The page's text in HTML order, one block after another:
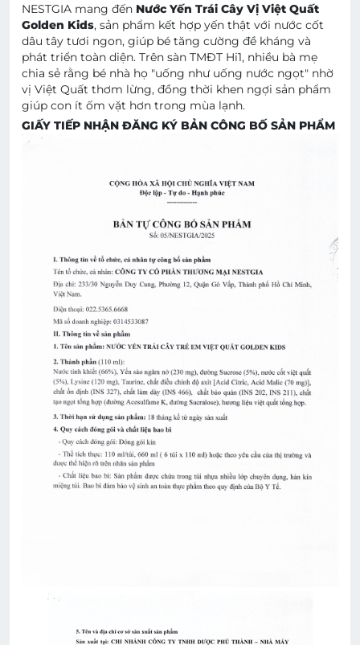
NESTGIA mang đến Nước Yến Trái Cây Vị Việt Quất
Golden Kids, sản phẩm kết hợp yến thật với nước cốt
dâu tây tươi ngon, giúp bé tăng cường đề kháng và
phát triển toàn diện. Trên sàn TMĐT Hi1, nhiều bà mẹ
chia sẻ rằng bé nhà họ "uống như uống nước ngọt" nhờ
vị Việt Quất thơm lừng, đồng thời khen ngợi sản phẩm
giúp con ít ốm vặt hơn trong mùa lạnh.
GIẤY TIẾP NHẬN ĐĂNG KÝ BẢN CÔNG BỐ SẢN PHẨM